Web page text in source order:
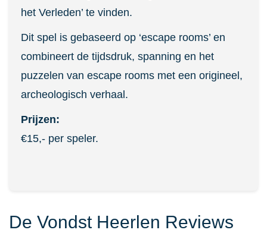
het Verleden’ te vinden.
Dit spel is gebaseerd op ‘escape rooms’ en
combineert de tijdsdruk, spanning en het
puzzelen van escape rooms met een origineel,
archeologisch verhaal.
Prijzen:
€15,- per speler.
De Vondst Heerlen Reviews